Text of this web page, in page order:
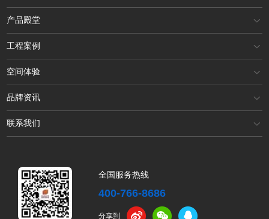
产品殿堂
工程案例
空间体验
品牌资讯
联系我们
全国服务热线
400-766-8686
分享到